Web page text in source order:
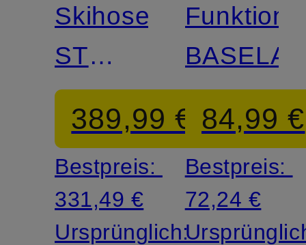
Skihose
ST
MORITZ
389,99 €
Bestpreis:
331,49 €
Ursprünglich:
84,99 €
Bestpreis:
72,24 €